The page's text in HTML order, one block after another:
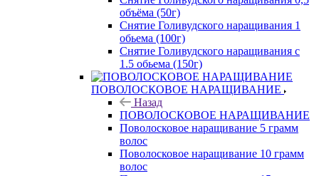
объёма (50г)
Снятие Голивудского наращивания 1
обьема (100г)
Снятие Голивудского наращивания с
1.5 обьема (150г)
ПОВОЛОСКОВОЕ НАРАЩИВАНИЕ
Назад
ПОВОЛОСКОВОЕ НАРАЩИВАНИЕ
Поволосковое наращивание 5 грамм
волос
Поволосковое наращивание 10 грамм
волос